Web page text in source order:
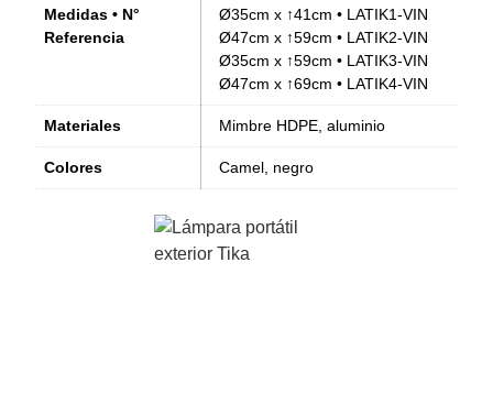
Medidas • N°
Referencia
Ø35cm x ↑41cm • LATIK1-VIN
Ø47cm x ↑59cm • LATIK2-VIN
Ø35cm x ↑59cm • LATIK3-VIN
Ø47cm x ↑69cm • LATIK4-VIN
Materiales Mimbre HDPE, aluminio
Colores Camel, negro